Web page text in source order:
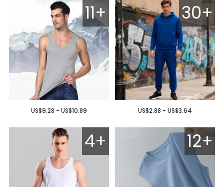
30+
US$2.88 - US$3.64
11+
US$9.28 - US$10.89
12+
4+